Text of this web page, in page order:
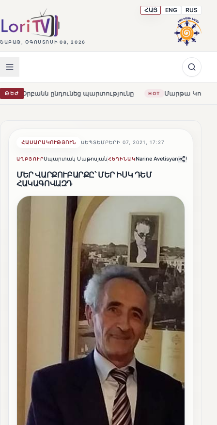
ՇԱԲԱԹ, ՕԳՈՍՏՈՍԻ 08, 2026
ՀԱՅ ENG RUS
ԹԵԺ
պարտությունը HOT Մարթա Կոս. «Հայաստանն ու ԵՄ-ն
ՀԱՍԱՐԱԿՈՒԹՅՈՒՆ ՍԵՊՏԵՄԲԵՐԻ 07, 2021, 17:27
ԱՂԲՅՈՒՐՍպարտակ ՄաթոսյանՀԵՂԻՆԱԿNarine Avetisyan Կիսվել
ՄԵՐ ՎԱՐՔՈՒԲԱՐՔԸ՝ ՄԵՐ ԻՍԿ ԴԵՄ
ՀԱԿԱԳՈՎԱԶԴ